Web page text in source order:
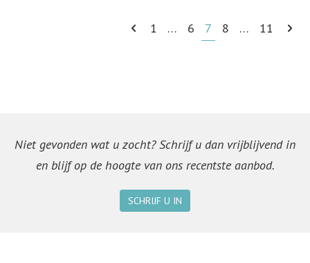
1 … 6 7 8 … 11
Niet gevonden wat u zocht? Schrijf u dan vrijblijvend in
en blijf op de hoogte van ons recentste aanbod.
SCHRIJF U IN